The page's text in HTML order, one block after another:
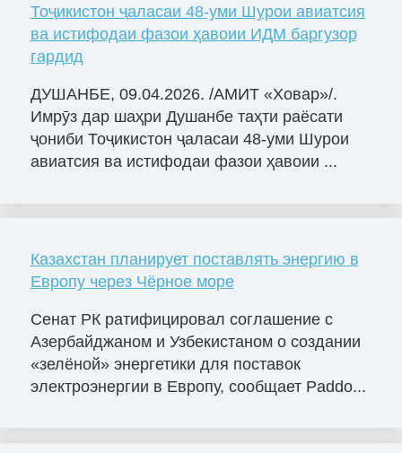
Тоҷикистон ҷаласаи 48-уми Шурои авиатсия
ва истифодаи фазои ҳавоии ИДМ баргузор
гардид
ДУШАНБЕ, 09.04.2026. /АМИТ «Ховар»/.
Имрӯз дар шаҳри Душанбе таҳти раёсати
ҷониби Тоҷикистон ҷаласаи 48-уми Шурои
авиатсия ва истифодаи фазои ҳавоии ...
Казахстан планирует поставлять энергию в
Европу через Чёрное море
Сенат РК ратифицировал соглашение с
Азербайджаном и Узбекистаном о создании
«зелёной» энергетики для поставок
электроэнергии в Европу, сообщает Paddo...